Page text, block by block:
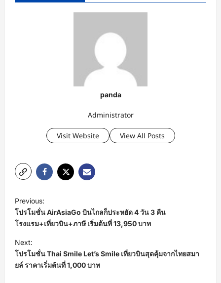
panda
Administrator
Visit Website View All Posts
P
o
s
t
n
a
Previous:
โปรโมชั่น AirAsiaGo บินไกลก็ประหยัด 4 วัน 3 คืน
โรงแรม+เที่ยวบิน+ภาษี เริ่มต้นที่ 13,950 บาท
Next:
โปรโมชั่น Thai Smile Let’s Smile เที่ยวบินสุดคุ้มจากไทยสมา
ยล์ ราคาเริ่มต้นที่ 1,000 บาท